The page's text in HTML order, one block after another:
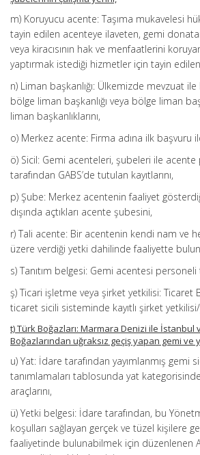
m) Koruyucu acente: Taşıma mukavelesi
tayin edilen acenteye ilaveten, gemi
veya kiracısının hak ve menfaatlerini
yaptırmak istediği hizmetler için tayin
n) Liman başkanlığı: Ülkemizde mevzuat
bölge liman başkanlığı veya bölge liman
liman başkanlıklarını,
o) Merkez acente: Firma adına ilk başvuru
ö) Sicil: Gemi acenteleri, şubeleri ile
tarafından GABS’de tutulan kayıtlarını,
p) Şube: Merkez acentenin faaliyet
dışında açtıkları acente şubesini,
r) Tali acente: Bir acentenin kendi nam ve
üzere verdiği yetki dahilinde faaliyette
s) Tanıtım belgesi: Gemi acentesi personeli
ş) Ticari işletme veya şirket yetkilisi: Ticaret
ticaret sicili sisteminde kayıtlı şirket
t) Türk Boğazları: Marmara Denizi ile İstanbul
Boğazlarından uğraksız geçiş yapan gemi ve
u) Yat: İdare tarafından yayımlanmış gemi
tanımlamaları tablosunda yat
araçlarını,
ü) Yetki belgesi: İdare tarafından, bu
koşulları sağlayan gerçek ve tüzel kişilere
faaliyetinde bulunabilmek için düzenlenen A,